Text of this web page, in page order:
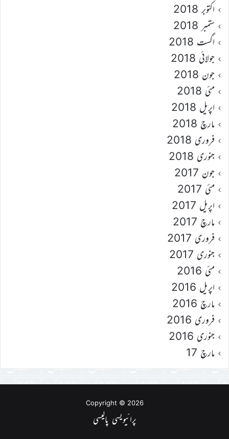
اکتوبر 2018
ستمبر 2018
اگست 2018
جولائی 2018
جون 2018
مئی 2018
اپریل 2018
مارچ 2018
فروری 2018
جنوری 2018
جون 2017
مئی 2017
اپریل 2017
مارچ 2017
فروری 2017
جنوری 2017
مئی 2016
اپریل 2016
مارچ 2016
فروری 2016
جنوری 2016
مارچ 17
Copyright © 2026
پرائیویسی پالیسی